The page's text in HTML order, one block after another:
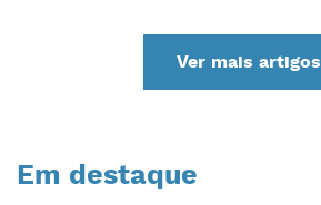
Em destaque
Ver mais artigos